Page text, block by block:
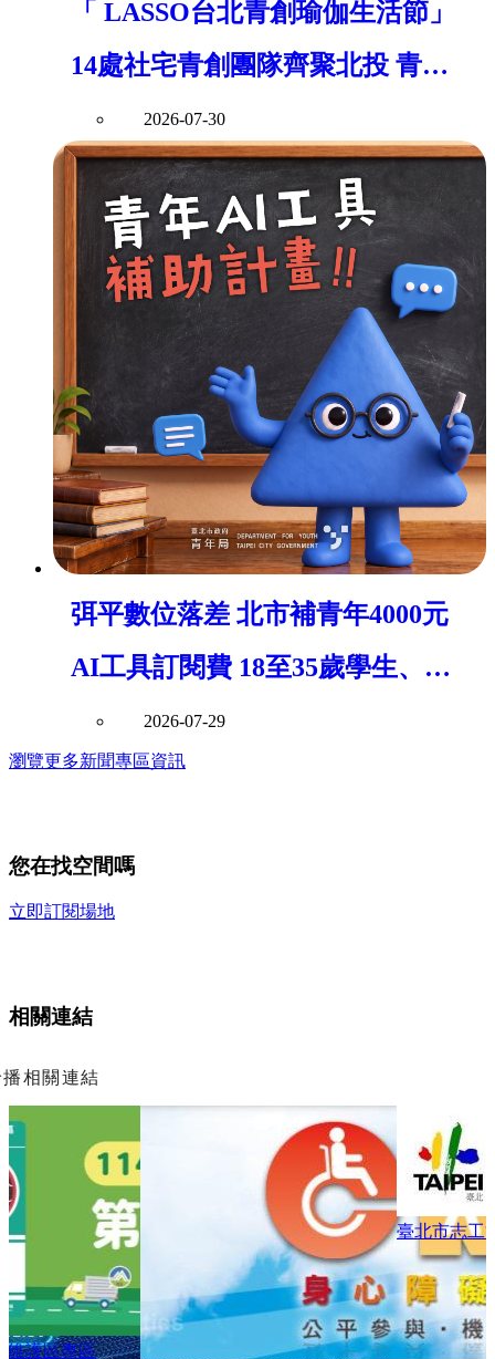
「 LASSO台北青創瑜伽生活節」
14處社宅青創團隊齊聚北投 青年
局串聯青年創意打造社區共好新風
景
2026-07-30
弭平數位落差 北市補青年4000元
AI工具訂閱費 18至35歲學生、應
屆畢業生皆可補 低收入戶加碼至
8000元
2026-07-29
瀏覽更多新聞專區資訊
您在找空間嗎
立即訂閱場地
相關連結
相關連結
臺北市志工管理整合平台